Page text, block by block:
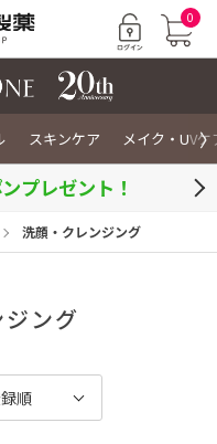
0
スキンケア メイク・UVケ
〉
プレゼント！
洗顔・クレンジング
ング